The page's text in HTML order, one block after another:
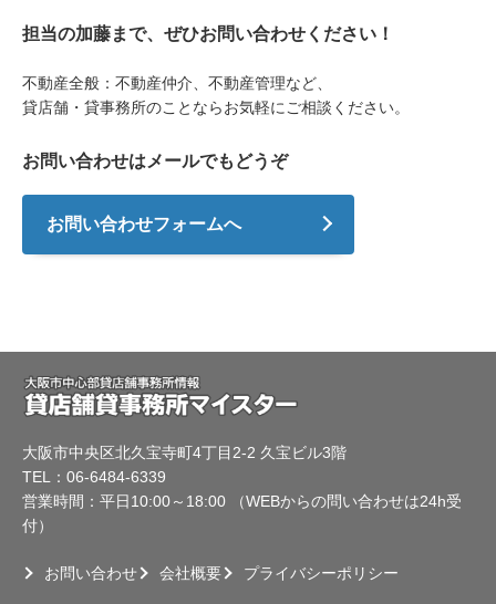
担当の加藤まで、ぜひお問い合わせください！
不動産全般：不動産仲介、不動産管理など、
貸店舗・貸事務所のことならお気軽にご相談ください。
お問い合わせはメールでもどうぞ
お問い合わせフォームへ
大阪市中央区北久宝寺町4丁目2-2 久宝ビル3階
TEL：06-6484-6339
営業時間：平日10:00～18:00 （WEBからの問い合わせは24h受
付）
お問い合わせ 会社概要 プライバシーポリシー